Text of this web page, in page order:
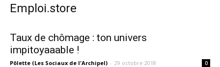
sans-
Emploi.store
Taux de chômage : ton univers
impitoyaaable !
Pôlette (Les Sociaux de l'Archipel) - 29 octobre 2018 0